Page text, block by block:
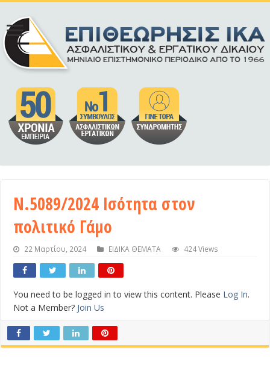
Ν.5089/2024 Ισότητα στον
πολιτικό Γάμο
22 Μαρτίου, 2024 ΕΙΔΙΚΑ ΘΕΜΑΤΑ 424 Views
You need to be logged in to view this content. Please Log In.
Not a Member? Join Us